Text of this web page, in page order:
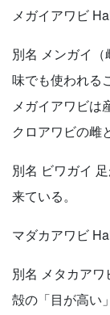
メガイアワビ
別名 メンガイ
味でも使われる
メガイアワビは
クロアワビの雌
別名 ビワガイ
来ている。
マダカアワビ
別名 メタカア
殻の「目が高い